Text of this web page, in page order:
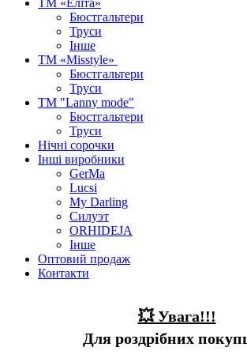
ТМ «Еліта»
Бюстгальтери
Труси
Інше
ТМ «Misstyle»
Бюстгальтери
Труси
ТМ "Lanny mode"
Бюстгальтери
Труси
Нічні сорочки
Інші виробники
GerMa
Lucsi
My Darling
Силуэт
ORHIDEJA
Інше
Оптовий продаж
Контакти
💥 Увага!!!
Для роздрібних